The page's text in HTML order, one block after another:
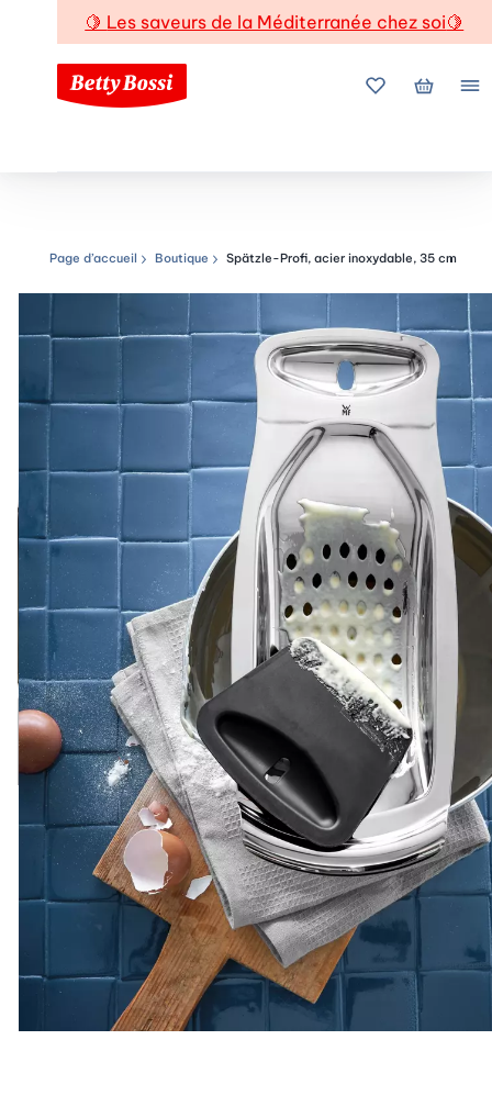
🍋 Les saveurs de la Méditerranée chez soi🍋
Mes favoris
Mon
Chemin de navigation
Page d’accueil Boutique Spätzle-Profi, acier inoxydable, 35 cm